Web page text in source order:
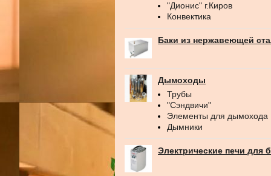
"Дионис" г.Киров
Конвектика
Баки из нержавеющей
Дымоходы
Трубы
"Сэндвичи"
Элементы для дымохода
Дымники
Электрические печи для